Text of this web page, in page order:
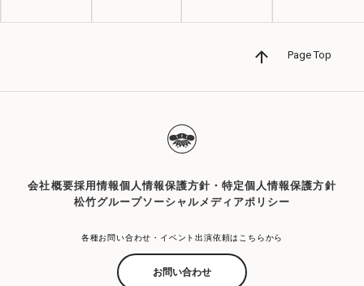
Page Top
会社概要採用情報個人情報保護方針・特定個人情報保護方針
松竹グループソーシャルメディアポリシー
各種お問い合わせ・イベント出演依頼はこちらから
お問い合わせ